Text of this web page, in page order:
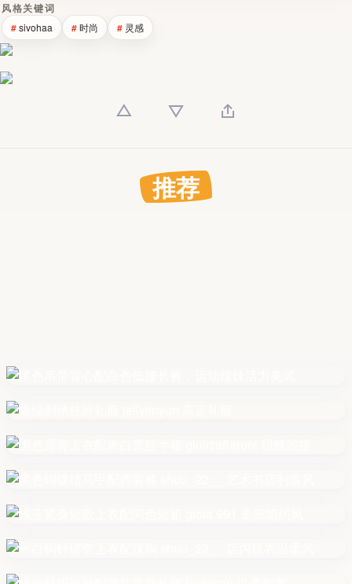
风格关键词
sivohaa 时尚 灵感
推荐